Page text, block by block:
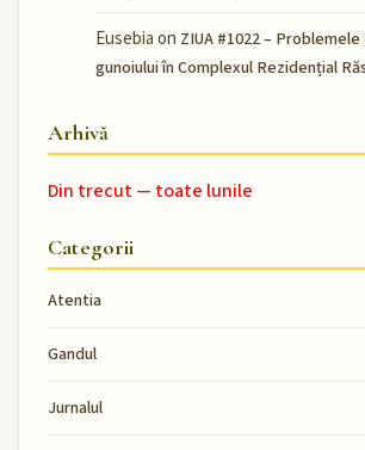
Eusebiaon ZIUA #1022 –
gunoiului în Complexul Rezidențial
Arhivă
Din trecut — toate lunile
Categorii
Atentia
Gandul
Jurnalul